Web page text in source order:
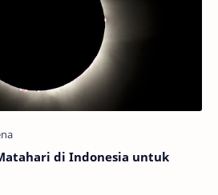
di Indonesia untuk